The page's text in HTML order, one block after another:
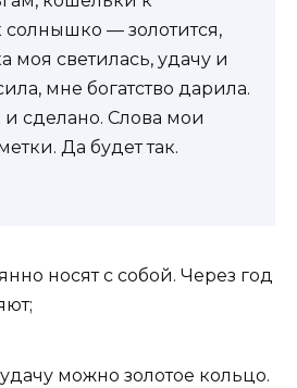
— золотится,
моя светилась, удачу и
мне богатство дарила.
и сделано. Слова мои
Да будет так.
носят с собой. Через год
можно золотое кольцо.